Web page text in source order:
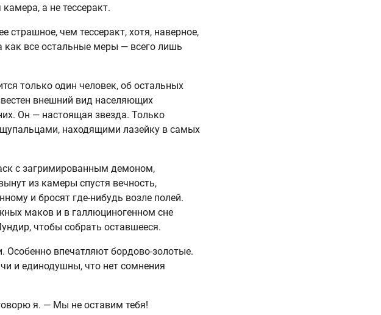
а не тессеракт.
чем тессеракт, хотя, наверное,
как все остальные меры — всего лишь
только один человек, об остальных
внешний вид населяющих
Он — настоящая звезда. Только
находящими лазейку в самых
с загримированным демоном,
из камеры спустя вечность,
и бросят где-нибудь возле полей.
маков и в галлюциногенном сне
чтобы собрать оставшееся.
впечатляют бордово-золотые.
и единодушны, что нет сомнения
я. — Мы не оставим тебя!